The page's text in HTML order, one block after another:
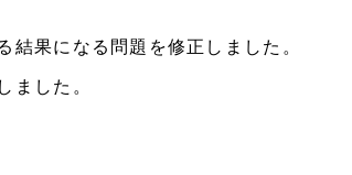
果になる問題を修正しました。
ました。